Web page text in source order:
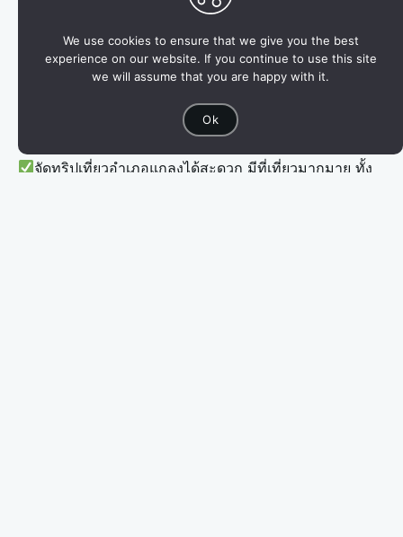
ที่พักฟิวธรรมชาติ เดินทางง่าย เหมาะกับทุกวัยจะมาเที่ยว
กับครอบครัว เพื่อนฝูง กลุ่มสัมมนา จัดกิจกรรม หรือเลี้ยงรุ่น
ที่นี่พร้อมจัดเต็ม
แพล่องชมธรรมชาติ เล่นน้ำ แพเปียก พายคายัค ร้อง
คาราโอเกะ ดูหิ่งห้อยยามค่ำ ทำกิจกรรมได้หลากหลาย
บริการเป็นกันเอง ดูแลอย่างเอาใจใส่ หากมาเป็นหมู่คณะ
ปรึกษาออกแบบทริปได้ เปิดให้บริการตลอดปี
จัดทริปเที่ยวอำเภอแกลงได้สะดวก มีที่เที่ยวมากมาย ทั้ง
We use cookies to ensure that we give you the best
experience on our website. If you continue to use this site
we will assume that you are happy with it.
Ok